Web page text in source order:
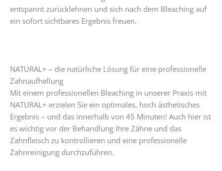
entspannt zurücklehnen und sich nach dem Bleaching auf
ein sofort sichtbares Ergebnis freuen.
NATURAL+ – die natürliche Lösung für eine professionelle
Zahnaufhellung
Mit einem professionellen Bleaching in unserer Praxis mit
NATURAL+ erzielen Sie ein optimales, hoch ästhetisches
Ergebnis – und das innerhalb von 45 Minuten! Auch hier ist
es wichtig vor der Behandlung Ihre Zähne und das
Zahnfleisch zu kontrollieren und eine professionelle
Zahnreinigung durchzuführen.